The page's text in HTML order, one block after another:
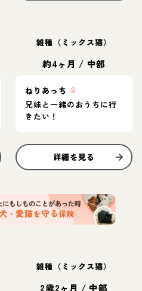
雑種（ミックス猫）
約4ヶ月 / 中部
ねりあっち ♀
兄妹と一緒のおうちに行
きたい！
詳細を見る
雑種（ミックス猫）
2歳2ヶ月 / 中部